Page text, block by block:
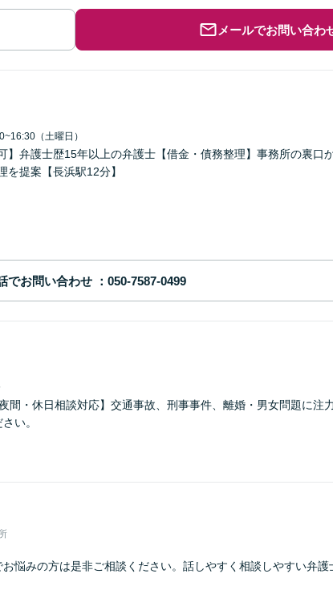
メールでお問い合わ
（土曜日）
】弁護士歴15年以上の弁護士【借金・債務整理】事務所の裏口
を提案【長浜駅12分】
でお問い合わせ
間・休日相談対応】交通事故、刑事事件、離婚・男女問題に注
い。
お悩みの方は是非ご相談ください。話しやすく相談しやすい弁護